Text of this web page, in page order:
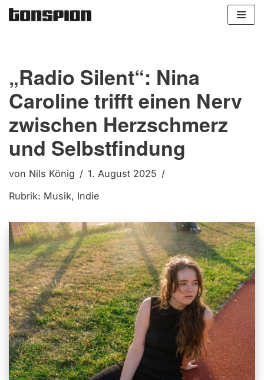
„Radio Silent“: Nina
Caroline trifft einen Nerv
zwischen Herzschmerz
und Selbstfindung
von Nils König
1. August 2025
Rubrik: Musik, Indie